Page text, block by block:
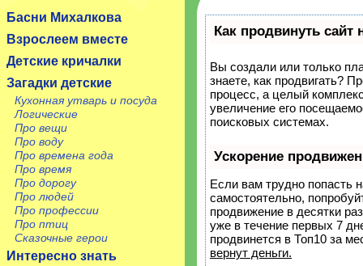
Басни Михалкова
Взрослеем вместе
Детские кричалки
Загадки детские
Кухонная утварь и посуда
Логические
Про вещи
Про воду
Про времена года
Про время
Про дорогу
Про людей
Про профессии
Про птиц
Сказочные герои
Интересно знать
Как продвинуть сайт
Вы создали или только
знаете, как продвигать?
процесс, а целый
увеличение его
поисковых системах.
Ускорение
Если вам трудно попасть
самостоятельно,
продвижение в десятки
уже в течение первых 7
продвинется в Топ10 за
вернут деньги.